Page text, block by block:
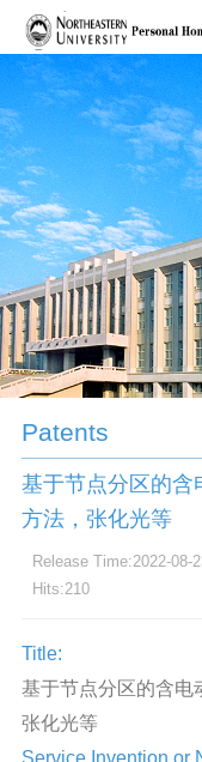
Patents
基于节点分区的含
方法，张化光等
Release Time:2022-08-
Hits:210
Title:
基于节点分区的含电
张化光等
Service Invention or